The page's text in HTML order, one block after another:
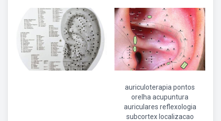
auriculoterapia pontos
orelha acupuntura
auriculares reflexologia
subcortex localizacao